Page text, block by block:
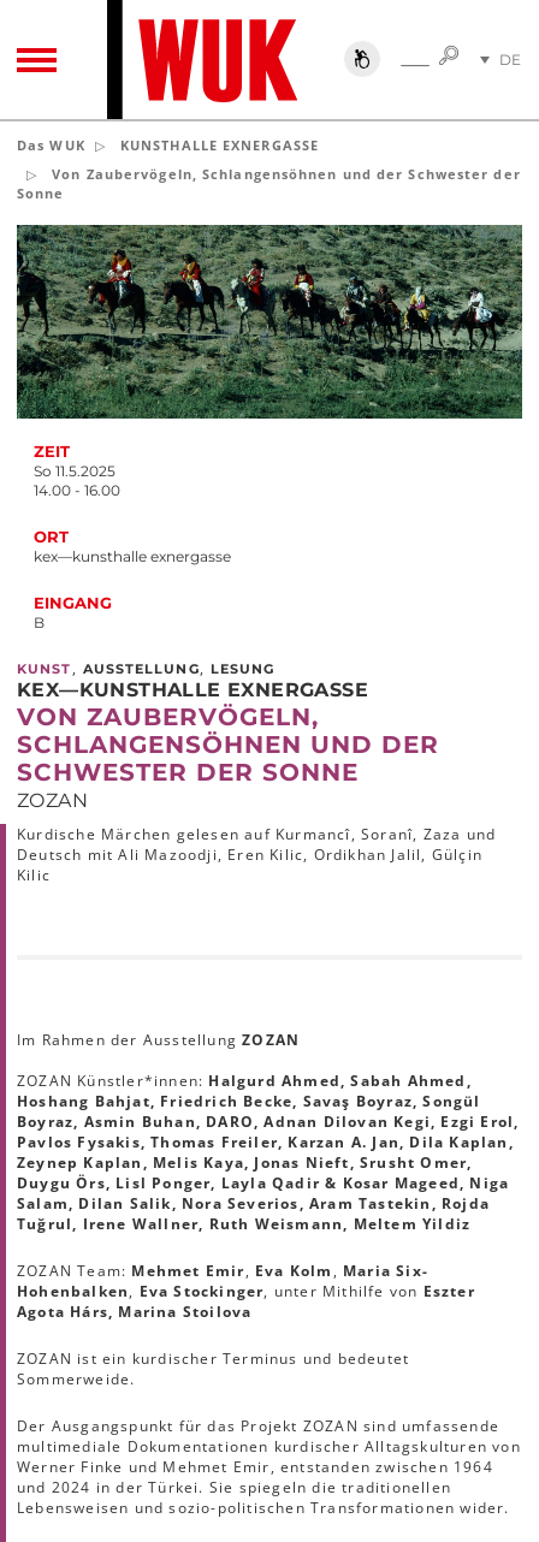
TOGGLE NAVIGATIONSUCHESUCHE
DE
Das WUK
KUNSTHALLE EXNERGASSE
Von Zaubervögeln, Schlangensöhnen und der Schwester der
Sonne
ZEIT
So 11.5.2025
14.00 - 16.00
ORT
kex—kunsthalle exnergasse
EINGANG
B
KUNST , AUSSTELLUNG, LESUNG
KEX—KUNSTHALLE EXNERGASSE
VON ZAUBERVÖGELN,
SCHLANGENSÖHNEN UND DER
SCHWESTER DER SONNE
ZOZAN
Kurdische Märchen gelesen auf Kurmancî, Soranî, Zaza und
Deutsch mit Ali Mazoodji, Eren Kilic, Ordikhan Jalil, Gülçin
Kilic
Im Rahmen der AusstellungZOZAN
ZOZAN Künstler*innen: Halgurd Ahmed, Sabah Ahmed,
Hoshang Bahjat, Friedrich Becke, Savaş Boyraz, Songül
Boyraz, Asmin Buhan, DARO, Adnan Dilovan Kegi, Ezgi Erol,
Pavlos Fysakis, Thomas Freiler, Karzan A. Jan, Dila Kaplan,
Zeynep Kaplan, Melis Kaya, Jonas Nieft, Srusht Omer,
Duygu Örs, Lisl Ponger, Layla Qadir & Kosar Mageed, Niga
Salam, Dilan Salik, Nora Severios, Aram Tastekin, Rojda
Tuğrul, Irene Wallner, Ruth Weismann, Meltem Yildiz
ZOZAN Team: Mehmet Emir, Eva Kolm , Maria Six-
Hohenbalken, Eva Stockinger, unter Mithilfe von Eszter
Agota Hárs, Marina Stoilova
ZOZAN ist ein kurdischer Terminus und bedeutet
Sommerweide.
Der Ausgangspunkt für das Projekt ZOZAN sind umfassende
multimediale Dokumentationen kurdischer Alltagskulturen von
Werner Finke und Mehmet Emir, entstanden zwischen 1964
und 2024 in der Türkei. Sie spiegeln die traditionellen
Lebensweisen und sozio-politischen Transformationen wider.